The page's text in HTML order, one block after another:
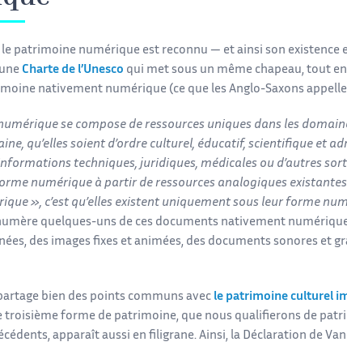
le patrimoine numérique est reconnu — et ainsi son existence
Charte de l’Unesco qui met sous un même chapeau, tout
nativement numérique (ce que les Anglo-Saxons
se compose de ressources uniques dans les
qu’elles soient d’ordre culturel, éducatif, scientifique et
techniques, juridiques, médicales ou d’autres
numérique à partir de ressources analogiques
», c’est qu’elles existent uniquement sous leur forme
quelques-uns de ces documents nativement
des images fixes et animées, des documents sonores et
bien des points communs avec le patrimoine culturel
troisième forme de patrimoine, que nous qualifierons de
apparaît aussi en filigrane. Ainsi, la Déclaration de